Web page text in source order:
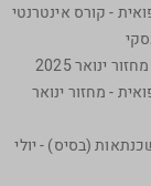
- קורס אינטרנטי
ינואר 2025
- מחזור ינואר
(בסיס) - יולי